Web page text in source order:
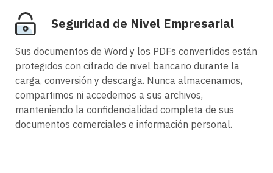
Seguridad de Nivel Empresarial
Sus documentos de Word y los PDFs convertidos están
protegidos con cifrado de nivel bancario durante la
carga, conversión y descarga. Nunca almacenamos,
compartimos ni accedemos a sus archivos,
manteniendo la confidencialidad completa de sus
documentos comerciales e información personal.